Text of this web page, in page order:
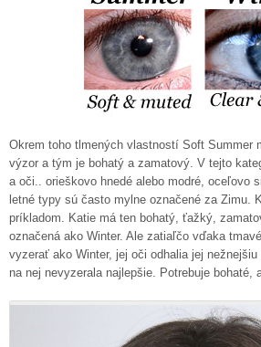
Okrem toho tlmených vlastností Soft Summer
výzor a tým je bohatý a zamatový. V tejto
a oči.. orieškovo hnedé alebo modré, oceľovo
letné typy sú často mylne označené za Zimu.
príkladom. Katie má ten bohatý, ťažký,
označená ako Winter. Ale zatiaľčo vďaka
vyzerať ako Winter, jej oči odhalia jej
na nej nevyzerala najlepšie. Potrebuje bohaté,